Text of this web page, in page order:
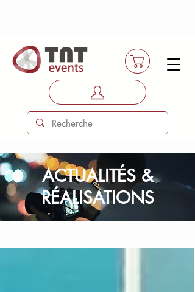
ACTUALITÉS &
RÉALISATIONS